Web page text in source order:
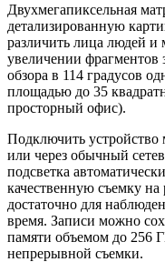
Двухмегапиксельная
детализированную
различить лица людей и
увеличении фрагментов
обзора в 114 градусов
площадью до 35
просторный офис).
Подключить
или через обычный
подсветка
качественную съемку
достаточно для
время. Записи можно
памяти объемом до 256
непрерывной съемки.